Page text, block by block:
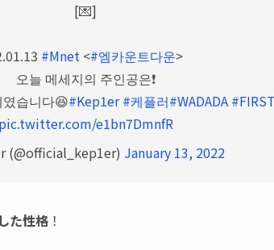
[💌]
#Mnet <#엠카운트다운>
오늘 메세지의 주인공은❗️
습니다😆#Kep1er #케플러#WADADA
pic.twitter.com/e1bn7DmnfR
(@official_kep1er) January 13, 2022
た性格 ！